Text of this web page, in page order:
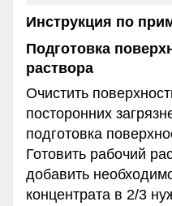
Инструкция по
Подготовка
раствора
Очистить
посторонних
подготовка
Готовить рабочий
добавить
концентрата в 2/3